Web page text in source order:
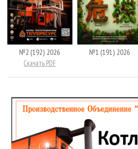
№2 (192) 2026
Скачать PDF
№1 (191) 2026